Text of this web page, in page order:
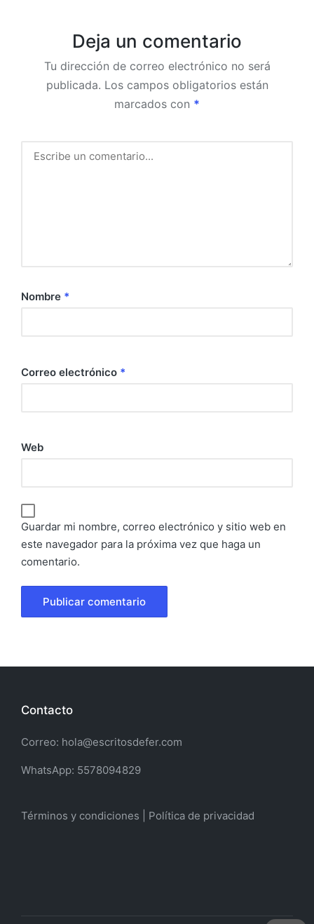
Deja un comentario
Tu dirección de correo electrónico no será
publicada. Los campos obligatorios están
marcados con *
Nombre *
Correo electrónico *
Web
Guardar mi nombre, correo electrónico y sitio web en
este navegador para la próxima vez que haga un
comentario.
Contacto
Correo: hola@escritosdefer.com
WhatsApp: 5578094829
Términos y condiciones | Política de privacidad